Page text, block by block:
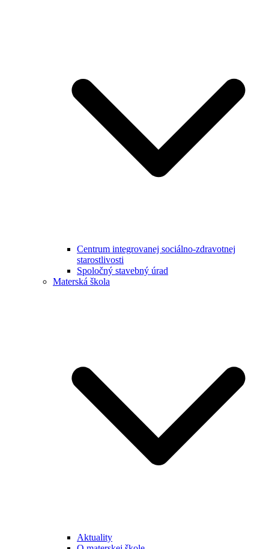
Centrum integrovanej sociálno-zdravotnej
starostlivosti
Spoločný stavebný úrad
Materská škola
Aktuality